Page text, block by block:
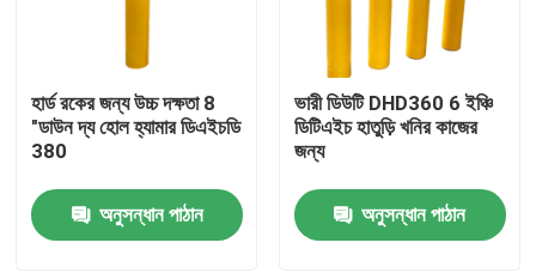
কারখানা ভ্রমণ
খবর
হার্ড রকের জন্য উচ্চ দক্ষতা 8
"ডাউন দ্য হোল হ্যামার ডিএইচডি
380
অনুসন্ধান পাঠান
ভারী ডিউটি DHD360 6 ইঞ্চি
ডিটিএইচ হাতুড়ি খনির কাজের
জন্য
অনুসন্ধান পাঠান